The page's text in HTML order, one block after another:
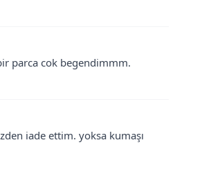
parca cok begendimmm.
iade ettim. yoksa kumaşı